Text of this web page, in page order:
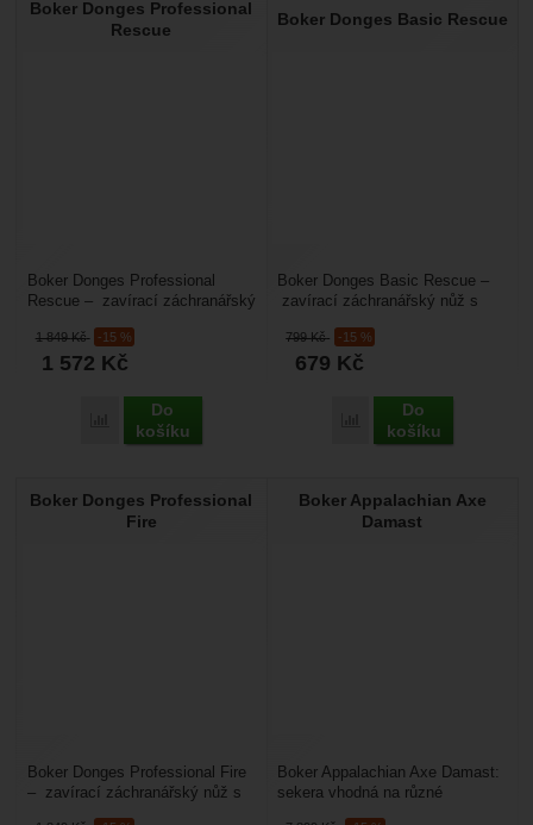
Boker Donges Professional
Rescue
1 849Kč -15 %
1 572 Kč
Přidat 'Boker Donges Professional Rescue' k porovnání
Do
košíku
Boker Donges Professional
Rescue – zavírací záchranářský
ostřím, nůž je vhodný...
Boker Donges Basic Rescue
799Kč -15 %
679 Kč
Přidat 'Boker Donges
Do
košíku
Boker Donges Basic Rescue –
zavírací záchranářský nůž s
nůž je vhodný do...
Boker Donges Professional
Fire
Boker Donges Professional Fire
– zavírací záchranářský nůž s
Boker Appalachian Axe
Damast
Boker Appalachian Axe Damast:
sekera vhodná na různé